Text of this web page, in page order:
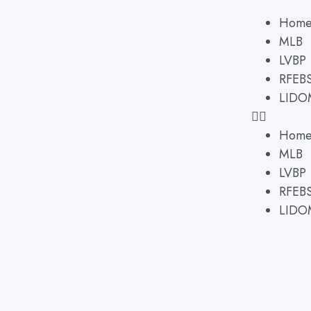
Home
MLB
LVBP
Home
MLB
LVBP